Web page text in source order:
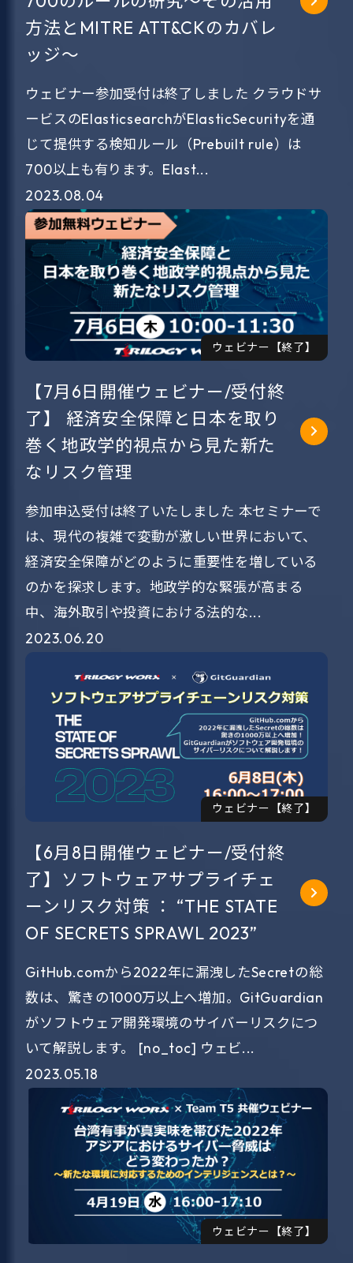
方法とMITRE ATT&CKのカバレ
ッジ～
ウェビナー参加受付は終了しました クラウドサ
ービスのElasticsearchがElasticSecurityを通
じて提供する検知ルール（Prebuilt rule）は
700以上も有ります。Elast...
2023.08.04
ウェビナー【終了】
【7月6日開催ウェビナー/受付終
了】 経済安全保障と日本を取り
巻く地政学的視点から見た新た
なリスク管理
参加申込受付は終了いたしました 本セミナーで
は、現代の複雑で変動が激しい世界において、
経済安全保障がどのように重要性を増している
のかを探求します。地政学的な緊張が高まる
中、海外取引や投資における法的な...
2023.06.20
ウェビナー【終了】
【6月8日開催ウェビナー/受付終
了】ソフトウェアサプライチェ
ーンリスク対策 ： “THE STATE
OF SECRETS SPRAWL 2023”
GitHub.comから2022年に漏洩したSecretの総
数は、驚きの1000万以上へ増加。GitGuardian
がソフトウェア開発環境のサイバーリスクにつ
いて解説します。 [no_toc] ウェビ...
2023.05.18
ウェビナー【終了】